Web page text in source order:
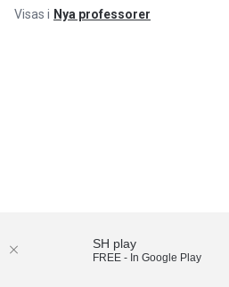
Visas i Nya professorer
SH play
FREE - In Google Play